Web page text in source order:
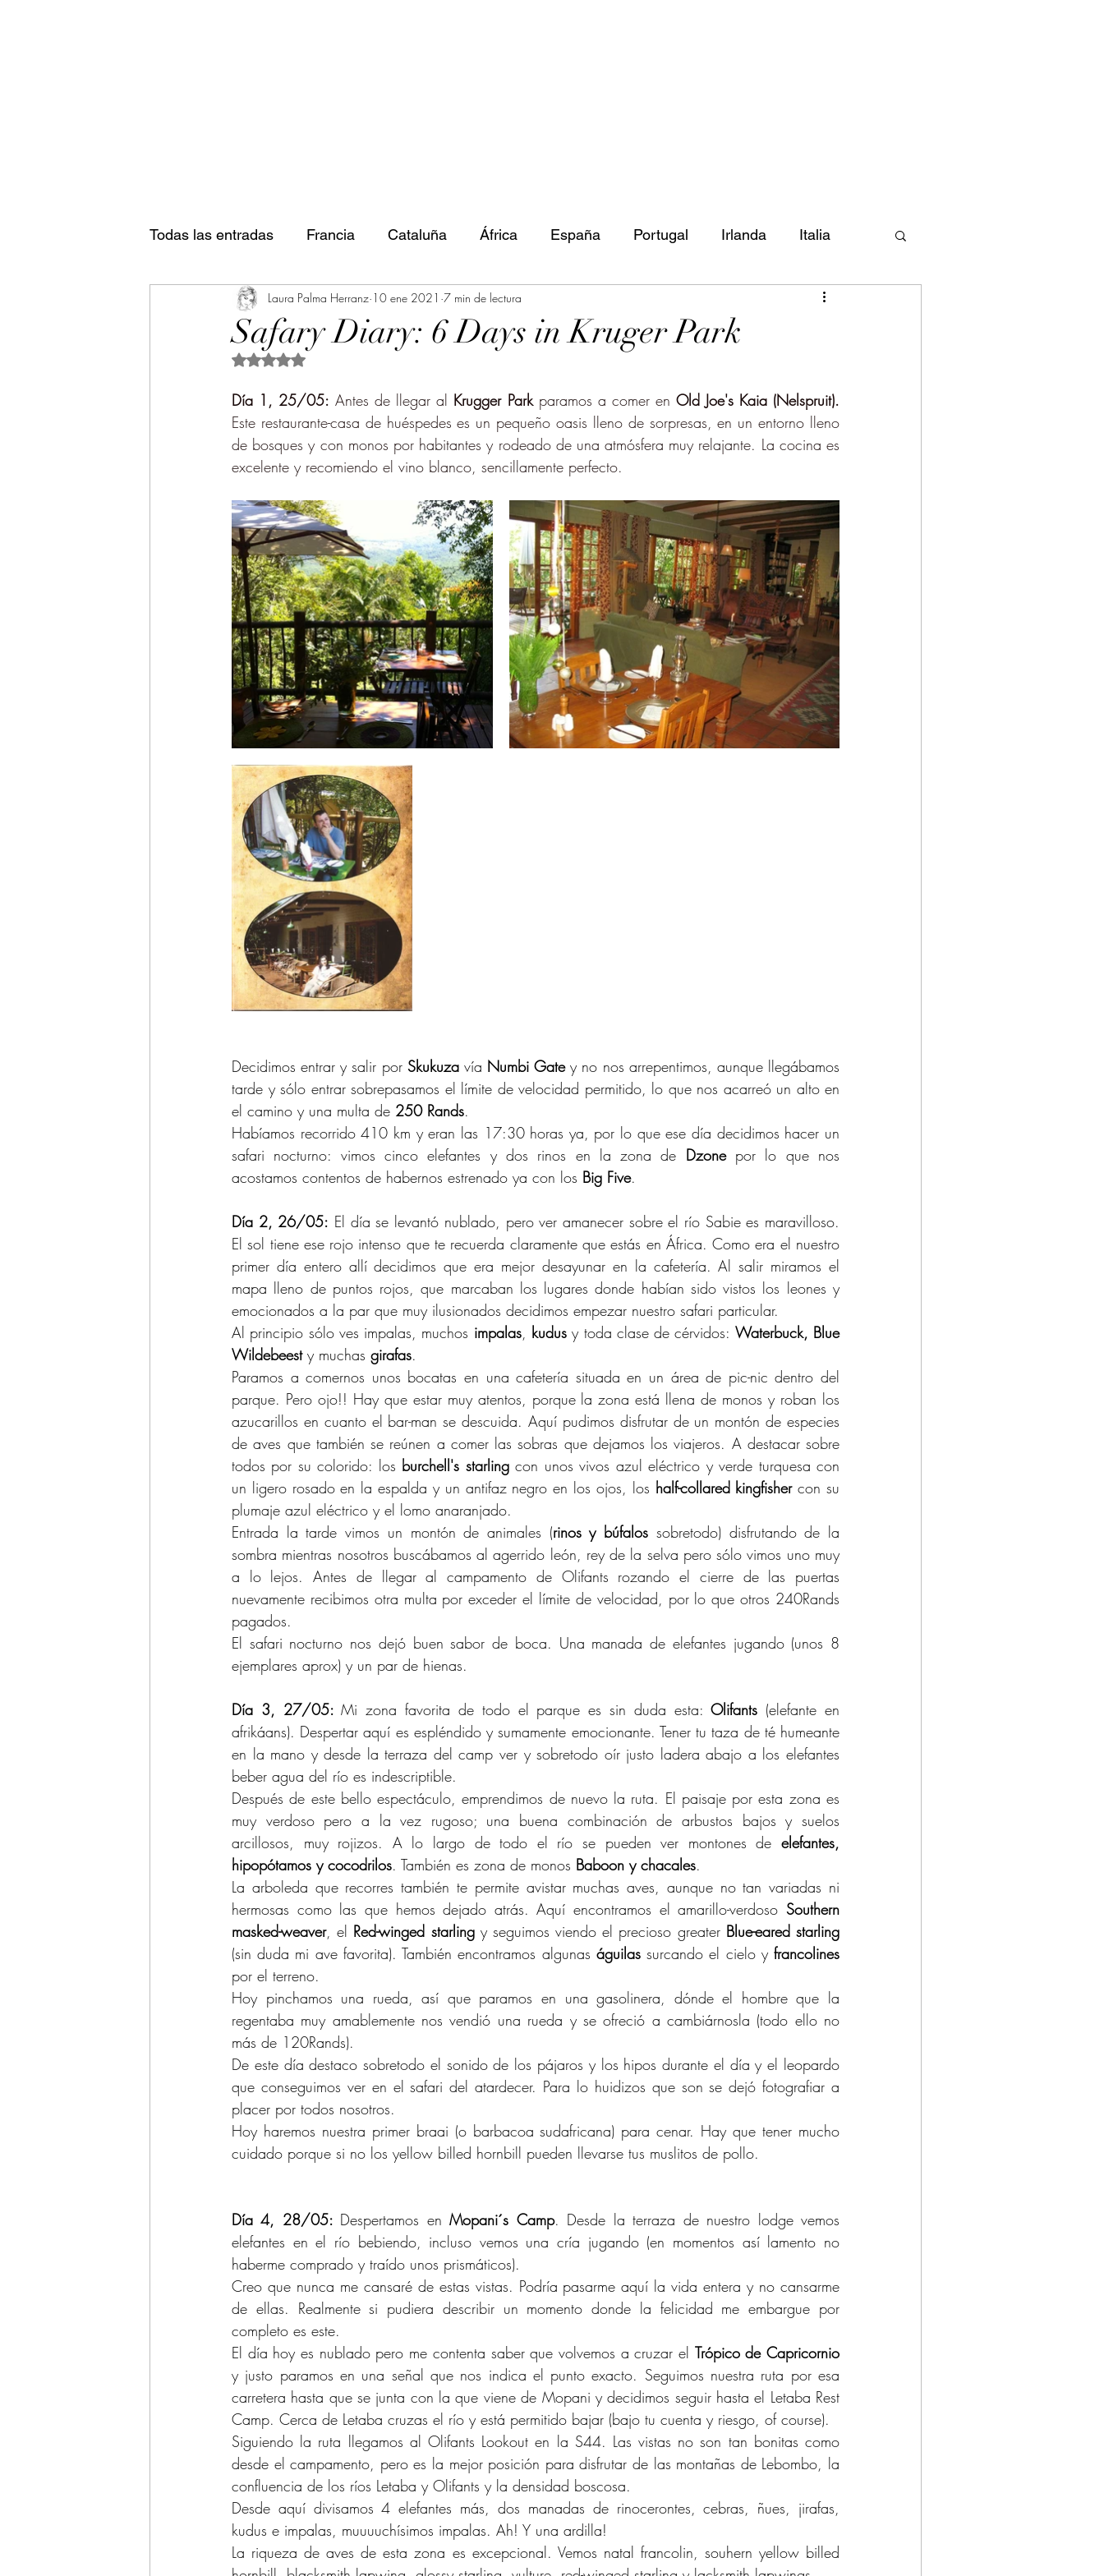
Todas las entradas Francia Cataluña África España Portugal Irlanda Italia
Safary Diary: 6 Days in Kruger Park
Laura Palma Herranz 10 ene 2021 7 min de lectura
Obtuvo NaN de 5 estrellas.
Día 1, 25/05: Antes de llegar al Krugger Park paramos a comer en Old Joe's Kaia (Nelspruit).
Este restaurante-casa de huéspedes es un pequeño oasis lleno de sorpresas, en un entorno lleno
de bosques y con monos por habitantes y rodeado de una atmósfera muy relajante. La cocina es
excelente y recomiendo el vino blanco, sencillamente perfecto.
Decidimos entrar y salir por Skukuza vía Numbi Gate y no nos arrepentimos, aunque llegábamos
tarde y sólo entrar sobrepasamos el límite de velocidad permitido, lo que nos acarreó un alto en
el camino y una multa de 250 Rands.
Habíamos recorrido 410 km y eran las 17:30 horas ya, por lo que ese día decidimos hacer un
safari nocturno: vimos cinco elefantes y dos rinos en la zona de Dzone por lo que nos
acostamos contentos de habernos estrenado ya con los Big Five.
Día 2, 26/05: El día se levantó nublado, pero ver amanecer sobre el río Sabie es maravilloso.
El sol tiene ese rojo intenso que te recuerda claramente que estás en África. Como era el nuestro
primer día entero allí decidimos que era mejor desayunar en la cafetería. Al salir miramos el
mapa lleno de puntos rojos, que marcaban los lugares donde habían sido vistos los leones y
emocionados a la par que muy ilusionados decidimos empezar nuestro safari particular.
Al principio sólo ves impalas, muchos impalas, kudus y toda clase de cérvidos: Waterbuck, Blue
Wildebeest y muchas girafas.
Paramos a comernos unos bocatas en una cafetería situada en un área de pic-nic dentro del
parque. Pero ojo!! Hay que estar muy atentos, porque la zona está llena de monos y roban los
azucarillos en cuanto el bar-man se descuida. Aquí pudimos disfrutar de un montón de especies
de aves que también se reúnen a comer las sobras que dejamos los viajeros. A destacar sobre
todos por su colorido: los burchell's starling con unos vivos azul eléctrico y verde turquesa con
un ligero rosado en la espalda y un antifaz negro en los ojos, los half-collared kingfisher con su
plumaje azul eléctrico y el lomo anaranjado.
Entrada la tarde vimos un montón de animales (rinos y búfalos sobretodo) disfrutando de la
sombra mientras nosotros buscábamos al agerrido león, rey de la selva pero sólo vimos uno muy
a lo lejos. Antes de llegar al campamento de Olifants rozando el cierre de las puertas
nuevamente recibimos otra multa por exceder el límite de velocidad, por lo que otros 240Rands
pagados.
El safari nocturno nos dejó buen sabor de boca. Una manada de elefantes jugando (unos 8
ejemplares aprox) y un par de hienas.
Día 3, 27/05: Mi zona favorita de todo el parque es sin duda esta: Olifants (elefante en
afrikáans). Despertar aquí es espléndido y sumamente emocionante. Tener tu taza de té humeante
en la mano y desde la terraza del camp ver y sobretodo oír justo ladera abajo a los elefantes
beber agua del río es indescriptible.
Después de este bello espectáculo, emprendimos de nuevo la ruta. El paisaje por esta zona es
muy verdoso pero a la vez rugoso; una buena combinación de arbustos bajos y suelos
arcillosos, muy rojizos. A lo largo de todo el río se pueden ver montones de elefantes,
hipopótamos y cocodrilos. También es zona de monos Baboon y chacales.
La arboleda que recorres también te permite avistar muchas aves, aunque no tan variadas ni
hermosas como las que hemos dejado atrás. Aquí encontramos el amarillo-verdoso Southern
masked-weaver, el Red-winged starling y seguimos viendo el precioso greater Blue-eared starling
(sin duda mi ave favorita). También encontramos algunas águilas surcando el cielo y
por el terreno.
Hoy pinchamos una rueda, así que paramos en una gasolinera, dónde el hombre que la
regentaba muy amablemente nos vendió una rueda y se ofreció a cambiárnosla (todo ello no
más de 120Rands).
De este día destaco sobretodo el sonido de los pájaros y los hipos durante el día y el leopardo
que conseguimos ver en el safari del atardecer. Para lo huidizos que son se dejó fotografiar a
placer por todos nosotros.
Hoy haremos nuestra primer braai (o barbacoa sudafricana) para cenar. Hay que tener mucho
cuidado porque si no los yellow billed hornbill pueden llevarse tus muslitos de pollo.
Día 4, 28/05: Despertamos en Mopani´s Camp. Desde la terraza de nuestro lodge vemos
elefantes en el río bebiendo, incluso vemos una cría jugando (en momentos así lamento no
haberme comprado y traído unos prismáticos).
Creo que nunca me cansaré de estas vistas. Podría pasarme aquí la vida entera y no cansarme
de ellas. Realmente si pudiera describir un momento donde la felicidad me embargue por
completo es este.
El día hoy es nublado pero me contenta saber que volvemos a cruzar el Trópico de Capricornio
y justo paramos en una señal que nos indica el punto exacto. Seguimos nuestra ruta por esa
carretera hasta que se junta con la que viene de Mopani y decidimos seguir hasta el Letaba Rest
Camp. Cerca de Letaba cruzas el río y está permitido bajar (bajo tu cuenta y riesgo, of course).
Siguiendo la ruta llegamos al Olifants Lookout en la S44. Las vistas no son tan bonitas como
desde el campamento, pero es la mejor posición para disfrutar de las montañas de Lebombo, la
confluencia de los ríos Letaba y Olifants y la densidad boscosa.
Desde aquí divisamos 4 elefantes más, dos manadas de rinocerontes, cebras, ñues, jirafas,
kudus e impalas, muuuuchísimos impalas. Ah! Y una ardilla!
La riqueza de aves de esta zona es excepcional. Vemos natal francolin, souhern yellow billed